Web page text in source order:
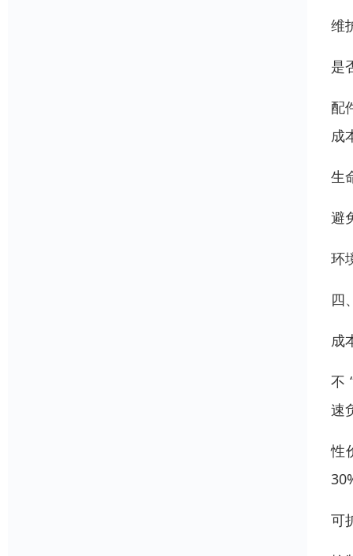
维
是
配
成
生
避
环
四
成
不
速
性
可